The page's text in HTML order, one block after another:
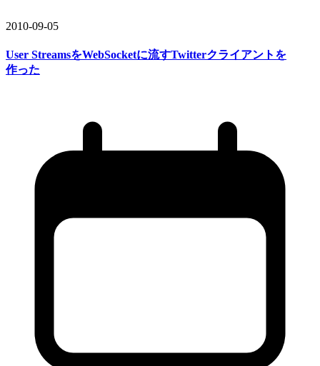
2010-09-05
User StreamsをWebSocketに流すTwitterクライアントを
作った